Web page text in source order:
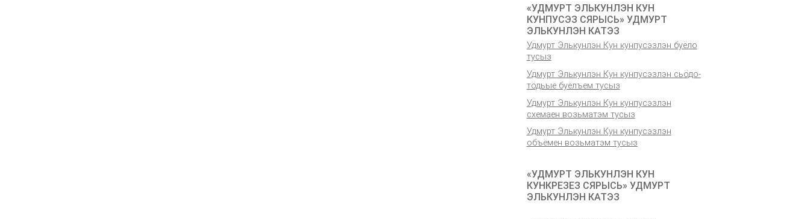
«УДМУРТ ЭЛЬКУНЛЭН КУН
КУНПУСЭЗ СЯРЫСЬ» УДМУРТ
ЭЛЬКУНЛЭН КАТЭЗ
Удмурт Элькунлэн Кун кунпусэзлэн буёло
тусыз
Удмурт Элькунлэн Кун кунпусэзлэн сьӧдо-
тӧдьыё буёлъем тусыз
Удмурт Элькунлэн Кун кунпусэзлэн
схемаен возьматэм тусыз
Удмурт Элькунлэн Кун кунпусэзлэн
объёмен возьматэм тусыз
«УДМУРТ ЭЛЬКУНЛЭН КУН
КУНКРЕЗЕЗ СЯРЫСЬ» УДМУРТ
ЭЛЬКУНЛЭН КАТЭЗ